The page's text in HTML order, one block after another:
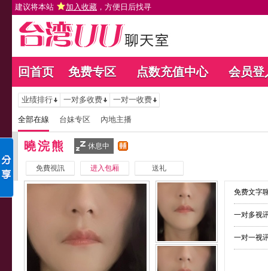
建议将本站 加入收藏 ，方便日后找寻
回首页 免费专区 点数充值中心 会员登
业绩排行 一对多收费 一对一收费
全部在線 台妹专区 內地主播
曉浣熊 休息中
免費視訊 进入包厢 送礼
免费文字
一对多视
一对一视